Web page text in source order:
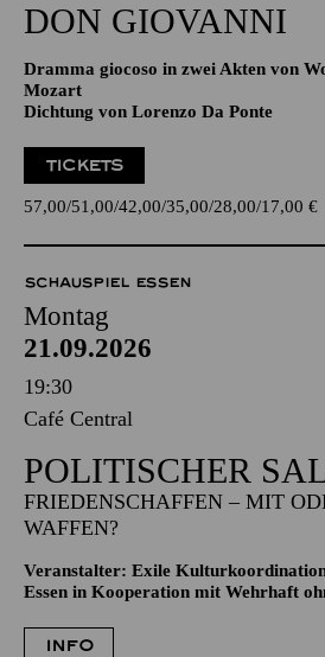
DON GIO­VANNI
Dramma giocoso in zwei Akten von
Mozart
Dichtung von Lorenzo Da Ponte
TICKETS
57,00 51,00 42,00 35,00 28,00 17,00 €
SCHAUSPIEL ESSEN
Montag
21.09.2026
19:30
Café Central
POLITISCHER
FRIEDENSCHAFFEN – MIT
WAFFEN?
Veranstalter: Exile Kulturkoordination
Essen in Kooperation mit Wehrhaft
INFO